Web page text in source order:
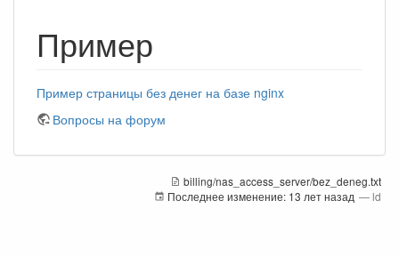
Пример
Пример страницы без денег на базе nginx
Вопросы на форум
billing/nas_access_server/bez_deneg.txt
Последнее изменение: 13 лет назад —ld